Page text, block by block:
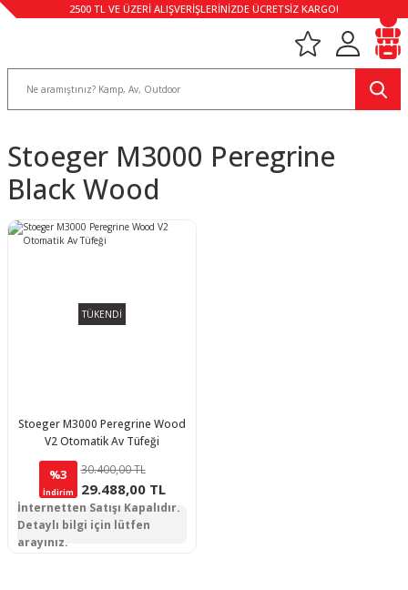
2500 TL VE ÜZERİ ALIŞVERİŞLERİNİZDE ÜCRETSİZ KARGO!
Stoeger M3000 Peregrine
Black Wood
TÜKENDİ
Stoeger M3000 Peregrine Wood
V2 Otomatik Av Tüfeği
%3
İndirim
30.400,00 TL
29.488,00 TL
İnternetten Satışı Kapalıdır.
Detaylı bilgi için lütfen
arayınız.